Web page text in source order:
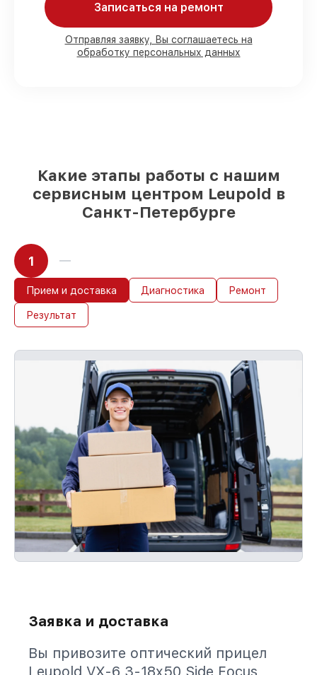
80%работ в присутствии заказчика
90%комплектующих для оптических
прицелов имеются в наличии или быстро
Записаться на ремонт
Отправляя заявку, Вы соглашаетесь на
обработку персональных данных
Какие этапы работы с нашим
сервисным центром Leupold в
Санкт-Петербурге
1
Прием и доставка Диагностика Ремонт
Результат
Заявка и доставка
Вы привозите оптический прицел